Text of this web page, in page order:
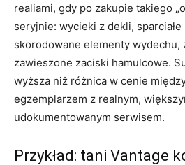
realiami, gdy po zakupie takiego
seryjnie: wycieki z dekli,
skorodowane elementy wydechu,
zawieszone zaciski hamulcowe.
wyższa niż różnica w cenie
egzemplarzem z realnym,
udokumentowanym serwisem.
Przykład: tani Vantage